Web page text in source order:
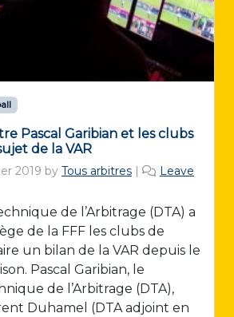
Pascal Garibian et les clubs
de la VAR
2019 by Tous arbitres
Leave
de l’Arbitrage (DTA) a
de la FFF les clubs de
un bilan de la VAR depuis le
Pascal Garibian, le
de l’Arbitrage (DTA),
Duhamel (DTA adjoint en